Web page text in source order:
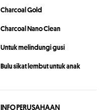
Charcoal Gold
Charcoal Nano Clean
Untuk melindungi gusi
Bulu sikat lembut untuk anak
INFO PERUSAHAAN